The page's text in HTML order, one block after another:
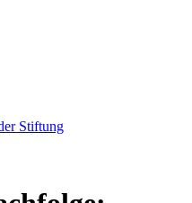
Stiftung